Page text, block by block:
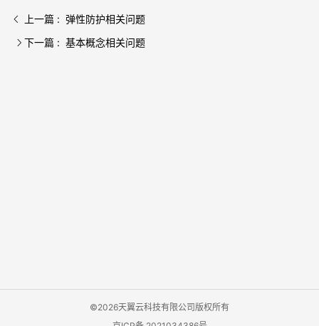
上一篇 : 弹性防护相关问题
下一篇 : 基本概念相关问题
©2026天翼云科技有限公司版权所有